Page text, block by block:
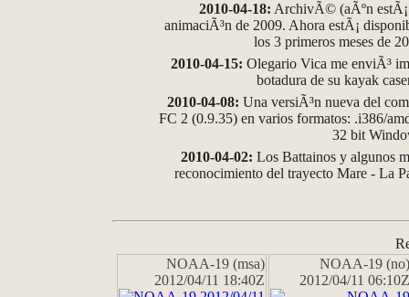
2010-04-18: ArchivÃ© (aÃºn
animaciÃ³n de 2009. Ahora estÃ¡
los 3 primeros meses de
2010-04-15: Olegario Vica me enviÃ³
botadura de su kayak
2010-04-08: Una versiÃ³n nueva del
FC 2 (0.9.35) en varios formatos: .i386/
32 bit
2010-04-02: Los Battainos y algunos
reconocimiento del trayecto Mare - La
NOAA-19 (msa)
2012/04/11 18:40Z
NOAA-19 (no)
2012/04/11 06:10Z